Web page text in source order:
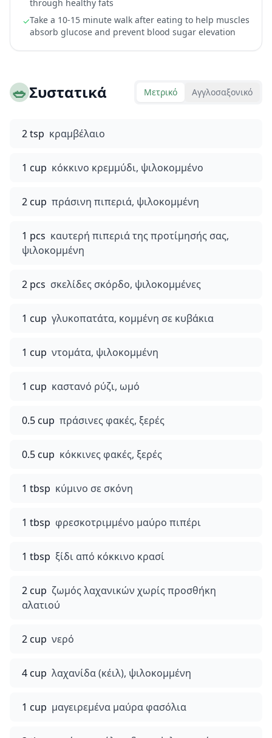
through healthy fats
✓Take a 10-15 minute walk after eating to help muscles
absorb glucose and prevent blood sugar elevation
🥗Συστατικά Μετρικό Αγγλοσαξονικό
2 tsp κραμβέλαιο
1 cup κόκκινο κρεμμύδι, ψιλοκομμένο
2 cup πράσινη πιπεριά, ψιλοκομμένη
1 pcs καυτερή πιπεριά της προτίμησής σας,
ψιλοκομμένη
2 pcs σκελίδες σκόρδο, ψιλοκομμένες
1 cup γλυκοπατάτα, κομμένη σε κυβάκια
1 cup ντομάτα, ψιλοκομμένη
1 cup καστανό ρύζι, ωμό
0.5 cup πράσινες φακές, ξερές
0.5 cup κόκκινες φακές, ξερές
1 tbsp κύμινο σε σκόνη
1 tbsp φρεσκοτριμμένο μαύρο πιπέρι
1 tbsp ξίδι από κόκκινο κρασί
2 cup ζωμός λαχανικών χωρίς προσθήκη
αλατιού
2 cup νερό
4 cup λαχανίδα (κέιλ), ψιλοκομμένη
1 cup μαγειρεμένα μαύρα φασόλια